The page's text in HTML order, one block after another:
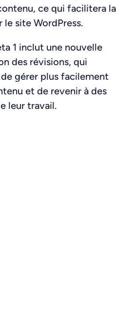
ce qui facilitera la
site WordPress.
1 inclut une nouvelle
des révisions, qui
gérer plus facilement
et de revenir à des
leur travail.